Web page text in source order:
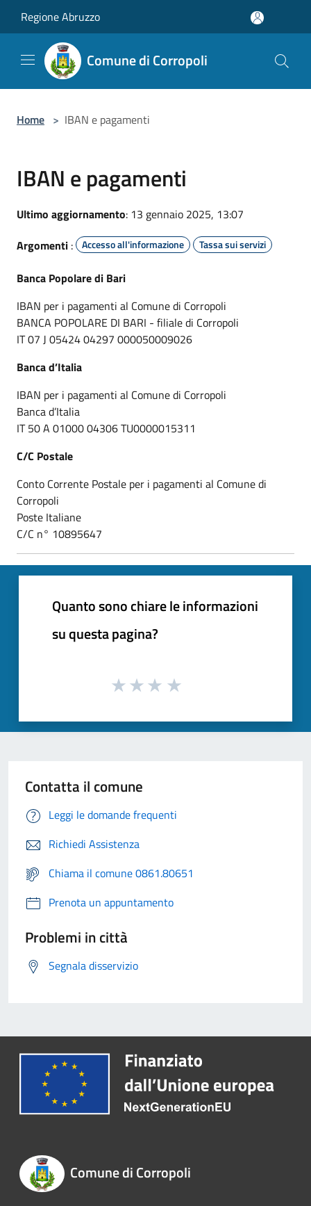
Regione Abruzzo
Comune di Corropoli
Home > IBAN e pagamenti
IBAN e pagamenti
Ultimo aggiornamento: 13 gennaio 2025, 13:07
Argomenti : Accesso all'informazione Tassa sui servizi
Banca Popolare di Bari
IBAN per i pagamenti al Comune di Corropoli
BANCA POPOLARE DI BARI - filiale di Corropoli
IT 07 J 05424 04297 000050009026
Banca d’Italia
IBAN per i pagamenti al Comune di Corropoli
Banca d’Italia
IT 50 A 01000 04306 TU0000015311
C/C Postale
Conto Corrente Postale per i pagamenti al Comune di
Corropoli
Poste Italiane
C/C n° 10895647
Quanto sono chiare le informazioni
su questa pagina?
Contatta il comune
Leggi le domande frequenti
Richiedi Assistenza
Chiama il comune 0861.80651
Prenota un appuntamento
Problemi in città
Segnala disservizio
Comune di Corropoli